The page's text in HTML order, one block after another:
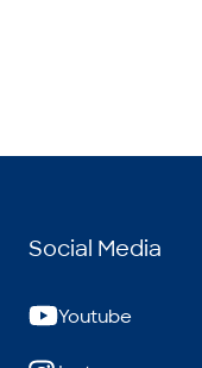
Social Media
Youtube